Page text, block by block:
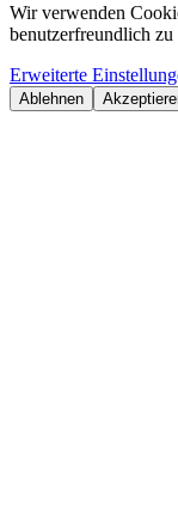
Wir verwenden
benutzerfreundlich zu
Erweiterte
Ablehnen